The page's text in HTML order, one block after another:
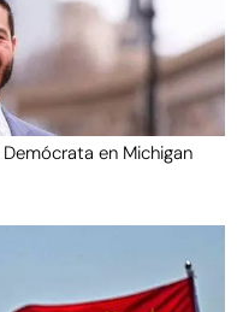
en Michigan